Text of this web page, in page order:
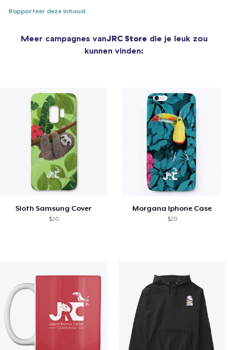
Rapporteer deze inhoud
Meer campagnes vanJRC Store die je leuk zou
kunnen vinden:
Sloth Samsung Cover
$20
Morgana Iphone Case
$20